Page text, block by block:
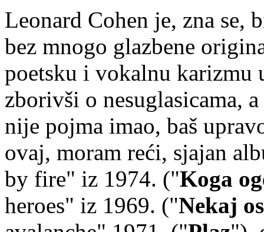
Leonard Cohen je, zna se,
bez mnogo glazbene
poetsku i vokalnu karizmu
zborivši o nesuglasicama,
nije pojma imao, baš
ovaj, moram reći, sjajan
by fire" iz 1974. ("Koga
heroes" iz 1969. ("Nekaj